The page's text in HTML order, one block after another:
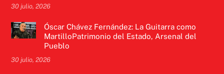
30 julio, 2026
Óscar Chávez Fernández: La Guitarra como
MartilloPatrimonio del Estado, Arsenal del
Pueblo
30 julio, 2026